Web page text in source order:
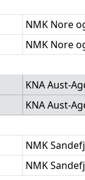
NMK Nore
NMK Nore
KNA Aust-
KNA Aust-
NMK
NMK